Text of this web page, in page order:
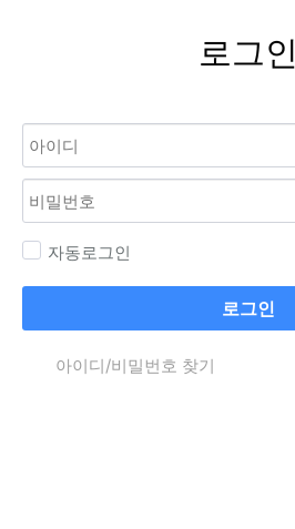
로그인
자동로그인
로그인
아이디/비밀번호 찾기